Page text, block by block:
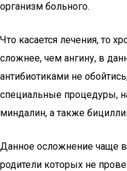
организм больного.
Что касается лечения, то
сложнее, чем ангину, в
антибиотиками не
специальные процедуры,
миндалин, а также
Данное осложнение чаще
родители которых не